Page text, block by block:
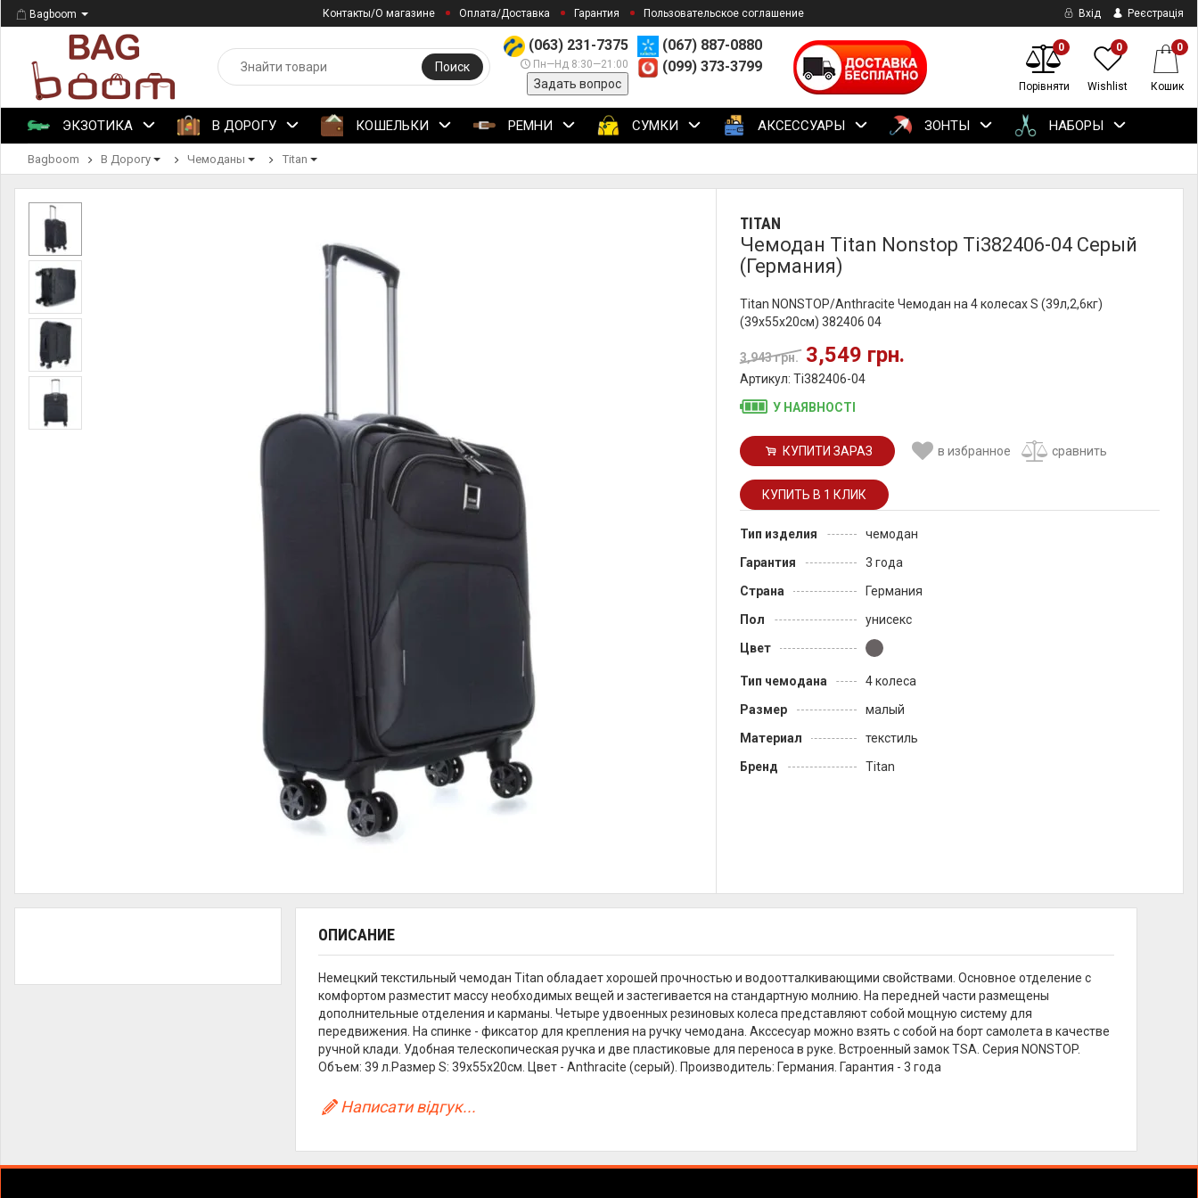
Bagboom Контакты/О магазине Оплата/Доставка Гарантия Пользовательское соглашение Вхід Реєстрація
(063) 231-7375
Пн—Нд 8:30—21:00
Задать вопрос
(067) 887-0880
(099) 373-3799
Поиск
0
Порівняти
0
Wishlist
0
Кошик
ЭКЗОТИКА В ДОРОГУ КОШЕЛЬКИ РЕМНИ СУМКИ АКСЕССУАРЫ ЗОНТЫ НАБОРЫ
Bagboom В Дорогу Чемоданы Titan
TITAN
Чемодан Titan Nonstop Ti382406-04 Серый
(Германия)
Titan NONSTOP/Anthracite Чемодан на 4 колесах S (39л,2,6кг)
(39x55x20см) 382406 04
3,943 грн. 3,549 грн.
Артикул: Ti382406-04
У НАЯВНОСТІ
КУПИТИ ЗАРАЗ в избранное сравнить
Тип изделия
чемодан
Гарантия
3 года
Страна
Германия
Пол
унисекс
Цвет
Тип чемодана
4 колеса
Размер
малый
Материал
текстиль
Бренд
Titan
ОПИСАНИЕ
Немецкий текстильный чемодан Titan обладает хорошей прочностью и водоотталкивающими свойствами. Основное отделение с
комфортом разместит массу необходимых вещей и застегивается на стандартную молнию. На передней части размещены
дополнительные отделения и карманы. Четыре удвоенных резиновых колеса представляют собой мощную систему для
передвижения. На спинке - фиксатор для крепления на ручку чемодана. Акссесуар можно взять с собой на борт самолета в качестве
ручной клади. Удобная телескопическая ручка и две пластиковые для переноса в руке. Встроенный замок TSA. Серия NONSTOP.
Объем: 39 л.Размер S: 39x55x20см. Цвет - Anthracite (серый). Производитель: Германия. Гарантия - 3 года
Написати відгук...